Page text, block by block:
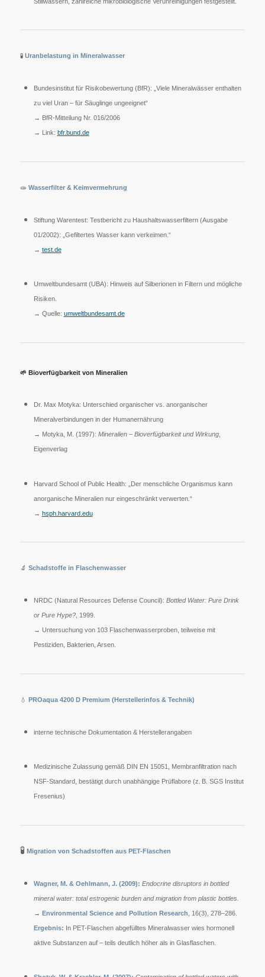
🧪 Uranbelastung in Mineralwasser
Bundesinstitut für Risikobewertung (BfR): „Viele Mineralwässer enthalten
zu viel Uran – für Säuglinge ungeeignet“
→ BfR-Mitteilung Nr. 016/2006
→ Link: bfr.bund.de
🧫 Wasserfilter & Keimvermehrung
Stiftung Warentest: Testbericht zu Haushaltswasserfiltern (Ausgabe
01/2002): „Gefiltertes Wasser kann verkeimen.“
→ test.de
Umweltbundesamt (UBA): Hinweis auf Silberionen in Filtern und mögliche
Risiken.
→ Quelle: umweltbundesamt.de
🌱 Bioverfügbarkeit von Mineralien
Dr. Max Motyka: Unterschied organischer vs. anorganischer
Mineralverbindungen in der Humanernährung
→ Motyka, M. (1997): Mineralien – Bioverfügbarkeit und Wirkung,
Eigenverlag
Harvard School of Public Health: „Der menschliche Organismus kann
anorganische Mineralien nur eingeschränkt verwerten.“
→ hsph.harvard.edu
🔬 Schadstoffe in Flaschenwasser
NRDC (Natural Resources Defense Council): Bottled Water: Pure Drink
or Pure Hype?, 1999.
→ Untersuchung von 103 Flaschenwasserproben, teilweise mit
Pestiziden, Bakterien, Arsen.
💧 PROaqua 4200 D Premium (Herstellerinfos & Technik)
interne technische Dokumentation & Herstellerangaben
Medizinische Zulassung gemäß DIN EN 15051, Membranfiltration nach
NSF-Standard, bestätigt durch unabhängige Prüflabore (z. B. SGS Institut
Fresenius)
🧪 Migration von Schadstoffen aus PET-Flaschen
Wagner, M. & Oehlmann, J. (2009): Endocrine disruptors in bottled
mineral water: total estrogenic burden and migration from plastic bottles.
→ Environmental Science and Pollution Research , 16(3), 278–286.
Ergebnis: In PET-Flaschen abgefülltes Mineralwasser wies hormonell
aktive Substanzen auf – teils deutlich höher als in Glasflaschen.